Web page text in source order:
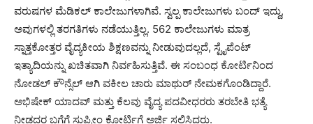
ವರುಷಗಳ ಮೆಡಿಕಲ್ ಕಾಲೇಜುಗಳಾಗಿವೆ. ಸ್ವಲ್ಪ ಕಾಲೇಜುಗಳು ಬಂದ್ ಇದ್ದು,
ಅವುಗಳಲ್ಲಿ ತರಗತಿಗಳು ನಡೆಯುತ್ತಿಲ್ಲ. 562 ಕಾಲೇಜುಗಳು ಮಾತ್ರ
ಸ್ನಾತ್ತಕೋತ್ತರ ವೈದ್ಯಕೀಯ ಶಿಕ್ಷಣವನ್ನು ನೀಡುವುದಲ್ಲದೆ, ಸ್ಟೈಪೆಂಟ್
ಇತ್ಯಾದಿಯನ್ನು ಖಚಿತವಾಗಿ ನಿರ್ವಹಿಸುತ್ತಿವೆ. ಈ ಸಂಬಂಧ ಕೋರ್ಟಿನಿಂದ
ನೋಡಲ್ ಕೌನ್ಸೆಲ್ ಆಗಿ ವಕೀಲ ಚಾರು ಮಾಥುರ್ ನೇಮಕಗೊಂಡಿದ್ದಾರೆ.
ಅಭಿಷೇಕ್ ಯಾದವ್ ಮತ್ತು ಕೆಲವು ವೈದ್ಯ ಪದವೀಧರರು ತರಬೇತಿ ಭತ್ಯೆ
ನೀಡದ್ದರ ಬಗೆಗೆ ಸುಪ್ರೀಂ ಕೋರ್ಟಿಗೆ ಅರ್ಜಿ ಸಲ್ಲಿಸಿದ್ದರು.